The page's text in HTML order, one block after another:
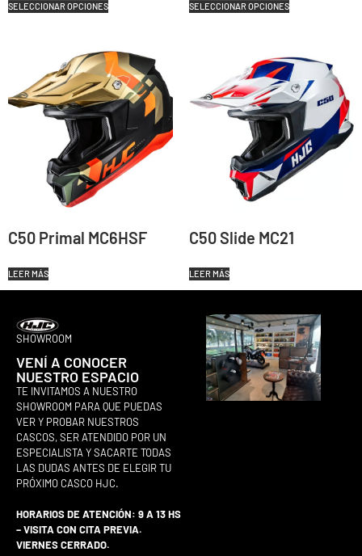
SELECCIONAR OPCIONES SELECCIONAR OPCIONES
C50 Primal MC6HSF
LEER MÁS
C50 Slide MC21
LEER MÁS
SHOWROOM
VENÍ A CONOCER
NUESTRO ESPACIO
TE INVITAMOS A NUESTRO
SHOWROOM PARA QUE PUEDAS
VER Y PROBAR NUESTROS
CASCOS, SER ATENDIDO POR UN
ESPECIALISTA Y SACARTE TODAS
LAS DUDAS ANTES DE ELEGIR TU
PRÓXIMO CASCO HJC.
HORARIOS DE ATENCIÓN: 9 A 13 HS
– VISITA CON CITA PREVIA.
VIERNES CERRADO.